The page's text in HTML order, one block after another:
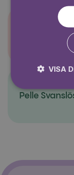
Super-
Pelle
VISA